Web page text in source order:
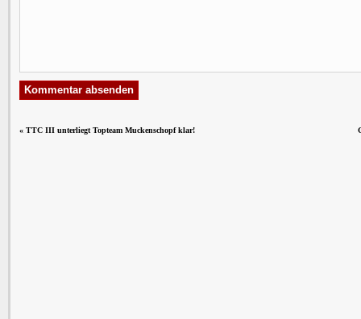
« TTC III unterliegt Topteam Muckenschopf klar!